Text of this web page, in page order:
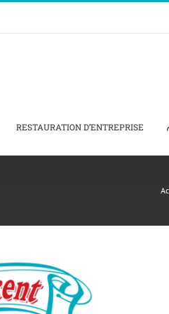
RESTAURATION D’ENTREPRISE